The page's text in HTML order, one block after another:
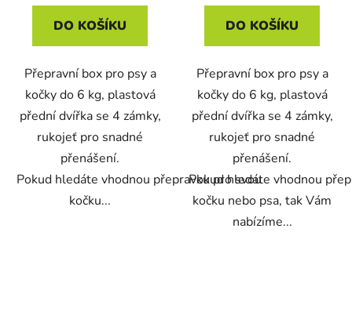
DO KOŠÍKU
Přepravní box pro psy a
kočky do 6 kg, plastová
přední dvířka se 4 zámky,
rukojeť pro snadné
přenášení.
Pokud hledáte vhodnou přepravku pro svou
kočku...
DO KOŠÍKU
Přepravní box pro psy a
kočky do 6 kg, plastová
přední dvířka se 4 zámky,
rukojeť pro snadné
přenášení.
Pokud hledáte vhodnou
kočku nebo psa, tak Vám
nabízíme...